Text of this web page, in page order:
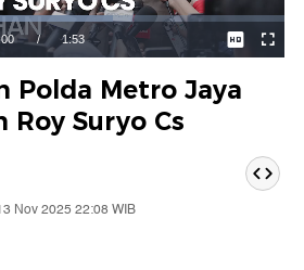
/ Durasi
1:53
:
Polda Metro Jaya
Roy Suryo Cs
Nov 2025 22:08 WIB